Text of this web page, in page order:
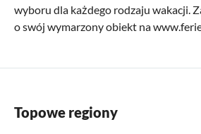
wyboru dla każdego rodzaju wakacji.
o swój wymarzony obiekt na
Topowe regiony